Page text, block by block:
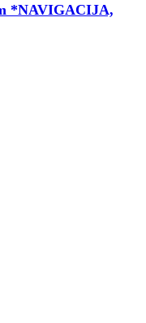
*NAVIGACIJA,